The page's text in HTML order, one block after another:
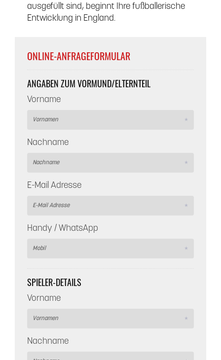
ausgefüllt sind, beginnt Ihre fußballerische
Entwicklung in England.
ONLINE-ANFRAGEFORMULAR
ANGABEN ZUM VORMUND/ELTERNTEIL
Vorname
Nachname
E-Mail Adresse
Handy / WhatsApp
SPIELER-DETAILS
Vorname
Nachname